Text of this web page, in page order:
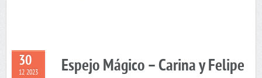
30
12 2023 Espejo Mágico – Carina y Felipe